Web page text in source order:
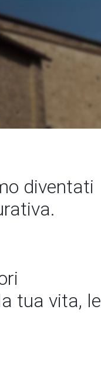
diventati
tua vita, le